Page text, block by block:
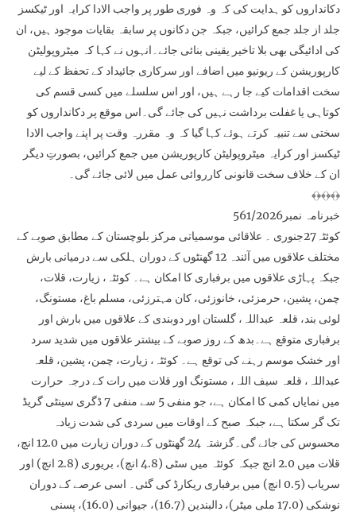
دکانداروں کو ہدایت کی کہ وہ فوری طور پر واجب الادا کرایہ اور ٹیکسز
جلد از جلد جمع کرائیں، جبکہ جن دکانوں پر سابقہ بقایات موجود ہیں، ان
کی ادائیگی بھی بلا تاخیر یقینی بنائی جائے۔انہوں نے کہا کہ میٹروپولیٹن
کارپوریشن کے ریونیو میں اضافے اور سرکاری جائیداد کے تحفظ کے لیے
سخت اقدامات کیے جا رہے ہیں، اور اس سلسلے میں کسی قسم کی
کوتاہی یا غفلت برداشت نہیں کی جائے گی۔اس موقع پر دکانداروں کو
سختی سے تنبیہ کرتے ہوئے کہا گیا کہ وہ مقررہ وقت پر اپنے واجب الادا
ٹیکسز اور کرایہ میٹروپولیٹن کارپوریشن میں جمع کرائیں، بصورتِ دیگر
ان کے خلاف سخت قانونی کارروائی عمل میں لائی جائے گی۔
﴾﴿﴾﴿﴾﴿
خبرنامہ نمبر561/2026
کوئٹہ27جنوری ۔ علاقائی موسمیاتی مرکز بلوچستان کے مطابق صوبے کے
مختلف علاقوں میں آئندہ 12 گھنٹوں کے دوران ہلکی سے درمیانی بارش
جبکہ پہاڑی علاقوں میں برفباری کا امکان ہے۔ کوئٹہ، زیارت، قلات،
چمن، پشین، حرمزئی، خانوزئی، کان مہترزئی، مسلم باغ، مستونگ،
لوئی بند، قلعہ عبداللہ، گلستان اور دوبندی کے علاقوں میں بارش اور
برفباری متوقع ہے۔بدھ کے روز صوبے کے بیشتر علاقوں میں شدید سرد
اور خشک موسم رہنے کی توقع ہے۔ کوئٹہ، زیارت، چمن، پشین، قلعہ
عبداللہ، قلعہ سیف اللہ، مستونگ اور قلات میں رات کے درجہ حرارت
میں نمایاں کمی کا امکان ہے، جو منفی 5 سے منفی 7 ڈگری سینٹی گریڈ
تک گر سکتا ہے، جبکہ صبح کے اوقات میں سردی کی شدت زیادہ
محسوس کی جائے گی۔گزشتہ 24 گھنٹوں کے دوران زیارت میں 12.0 انچ،
قلات میں 2.0 انچ جبکہ کوئٹہ میں سٹی (4.8 انچ)، بریوری (2.8 انچ) اور
سریاب (0.5 انچ) میں برفباری ریکارڈ کی گئی۔ اسی عرصے کے دوران
نوشکی (17.0 ملی میٹر)، دالبندین (16.7)، جیوانی (16.0)، پسنی